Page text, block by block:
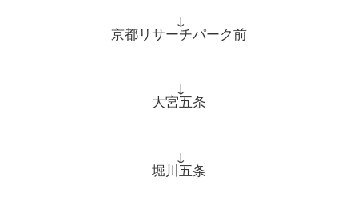
↓
京都リサーチパーク前
↓
大宮五条
↓
堀川五条